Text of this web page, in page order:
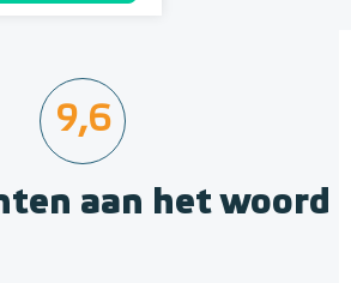
9,6
aan het woord